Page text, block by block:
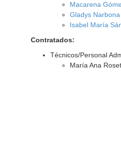
Macarena
Gladys
Isabel María
Contratados:
Técnicos/Personal
María Ana